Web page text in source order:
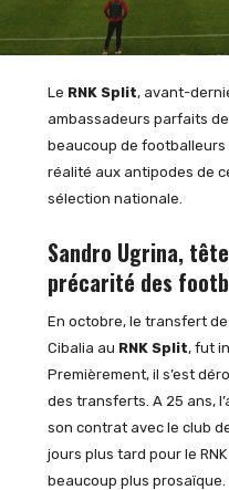
Le RNK Split, avant-
ambassadeurs parfaits
beaucoup de footballeurs
réalité aux antipodes de
sélection nationale.
Sandro Ugrina,
précarité des
En octobre, le transfert de
Cibalia au RNK Split, fut
Premièrement, il s’est
des transferts. A 25 ans,
son contrat avec le club
jours plus tard pour le
beaucoup plus